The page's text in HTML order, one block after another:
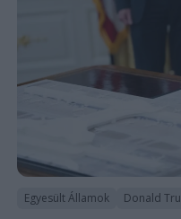
Egyesült Államok Donald